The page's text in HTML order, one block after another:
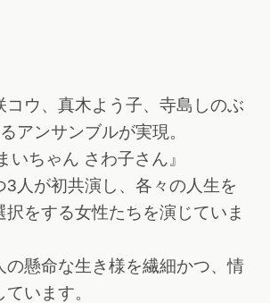
コウ、真木よう子、寺島しのぶ
アンサンブルが実現。
いちゃん さわ子さん』
3人が初共演し、各々の人生を
択をする女性たちを演じていま
の懸命な生き様を繊細かつ、情
います。